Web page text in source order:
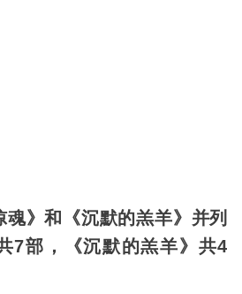
》和《沉默的羔羊》并列
7部，《沉默的羔羊》共4